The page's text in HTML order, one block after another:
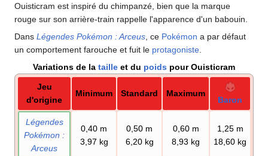
Ouisticram est inspiré du chimpanzé, bien que la marque
rouge sur son arrière-train rappelle l'apparence d'un babouin.
Dans Légendes Pokémon : Arceus , ce Pokémon a par défaut
un comportement farouche et fuit le protagoniste
Variations de la taille et du poids pour Ouisticram
Jeu
d'origine
Minimum Standard Maximum
Baron
Légendes
Pokémon :
Arceus
0,40 m
3,97 kg
0,50 m
6,20 kg
0,60 m
8,93 kg
1,25 m
18,60 kg